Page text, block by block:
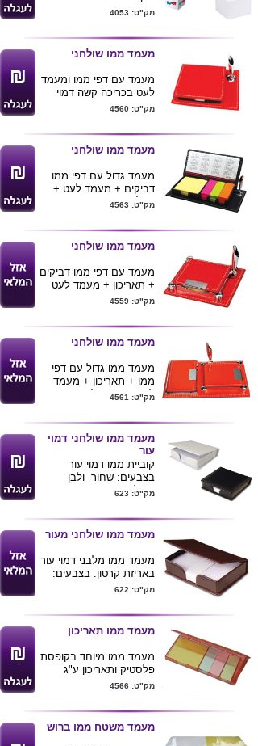
עם הדפסה ע"ג פאה אחת
מינימום הזמנה 200
יחידות
אספקה עד 14 ימי עסקים
מאישור הלוגו
מק"ט: 4053
מעמד ממו שולחני
מעמד עם דפי ממו ומעמד
לעט בכריכה קשה דמוי
עור. בצבעים: אדום ושחור.
ס"מ
מק"ט: 4560
מעמד ממו שולחני
מעמד גדול עם דפי ממו
דביקים + מעמד לעט +
דיגלונים ותאריכון בכריכה
21x10.5x3 ס"מ
מק"ט: 4563
מעמד ממו שולחני
מעמד עם דפי ממו דביקים
+ תאריכון + מעמד לעט
בכריכה דמוי עור. בצבעים:
10.5x7.5x1 ס"מ
מק"ט: 4559
מעמד ממו שולחני
מעמד ממו גדול עם דפי
ממו + תאריכון + מעמד
לעט + מקום לכרטיסי
מידת מוצר: 21x10.5x3
ס"מ
מק"ט: 4561
מעמד ממו שולחני דמוי
עור
קוביית ממו דמוי עור
בצבעים: שחור ולבן
מכיל 250 דפי ממו
צבעונית מידות:
4.2*10.7*11.2
ניתן להדפיס לוגו ע"ג
המוצר
מק"ט: 623
מעמד ממו שולחני מעור
מעמד ממו מלבני דמוי עור
באריזת קרטון. בצבעים:
שחור ובורדו מידות:
מק"ט: 622
מעמד ממו תאריכון
מעמד ממו מיוחד בקופסת
פלסטיק ותאריכון ע"ג
הקופסא עם דפי ממו
17x9 ס"מ
מק"ט: 4566
מעמד משטח ממו ברוש